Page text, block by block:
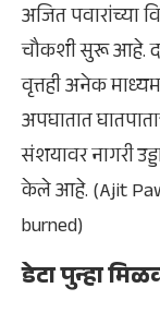
अजित पवारांच्या
चौकशी सुरू आहे.
वृत्तही अनेक
अपघातात
संशयावर नागरी
केले आहे. (Ajit
burned)
डेटा पुन्हा